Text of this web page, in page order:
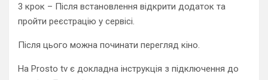
3 крок – Після встановлення відкрити додаток та
пройти реєстрацію у сервісі.
Після цього можна починати перегляд кіно.
На Prosto tv є докладна інструкція з підключення до